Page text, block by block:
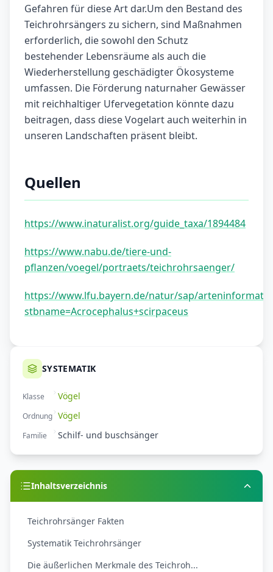
Gefahren für diese Art dar.Um den Bestand des
Teichrohrsängers zu sichern, sind Maßnahmen
erforderlich, die sowohl den Schutz
bestehender Lebensräume als auch die
Wiederherstellung geschädigter Ökosysteme
umfassen. Die Förderung naturnaher Gewässer
mit reichhaltiger Ufervegetation könnte dazu
beitragen, dass diese Vogelart auch weiterhin in
unseren Landschaften präsent bleibt.
Quellen
https://www.inaturalist.org/guide_taxa/1894484
https://www.nabu.de/tiere-und-
pflanzen/voegel/portraets/teichrohrsaenger/
https://www.lfu.bayern.de/natur/sap/
stbname=Acrocephalus+scirpaceus
SYSTEMATIK
Klasse Vögel
Ordnung Vögel
Familie Schilf- und buschsänger
Inhaltsverzeichnis
Teichrohrsänger Fakten
Systematik Teichrohrsänger
Die äußerlichen Merkmale des Teichroh...